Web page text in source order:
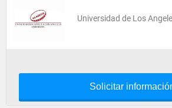
Universidad de Los
Solicitar